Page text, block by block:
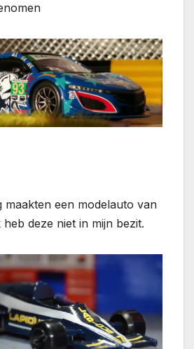
maakten een modelauto van
deze niet in mijn bezit.